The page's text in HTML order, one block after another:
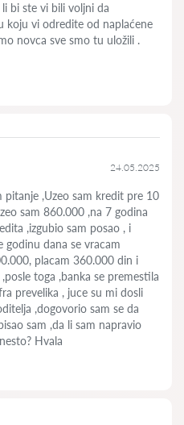
bi ste vi bili voljni da
koju vi odredite od naplaćene
novca sve smo tu uložili .
24.05.2025
,Uzeo sam kredit pre 10
sam 860.000 ,na 7 godina
,izgubio sam posao , i
dana se vracam
placam 360.000 din i
toga ,banka se premestila
prevelika , juce su mi dosli
,dogovorio sam se da
sam ,da li sam napravio
Hvala